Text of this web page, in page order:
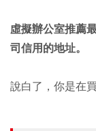
虛擬辦公室推薦
司信用的地址。
說白了，你是在